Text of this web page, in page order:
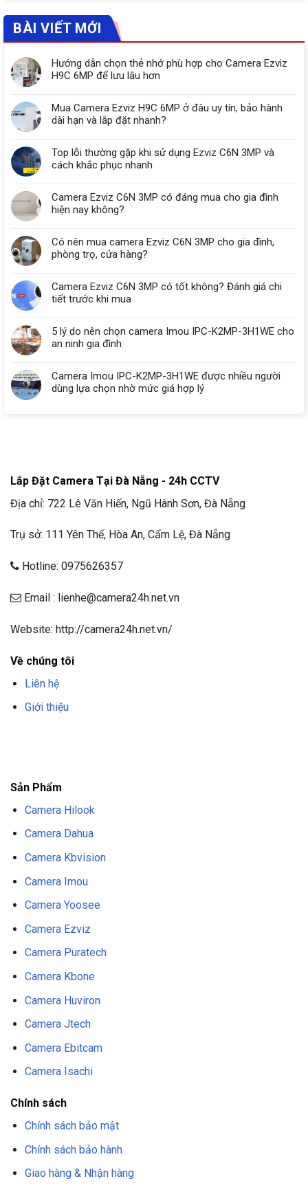
BÀI VIẾT MỚI
Hướng dẫn chọn thẻ nhớ phù hợp cho Camera Ezviz
H9C 6MP để lưu lâu hơn
Mua Camera Ezviz H9C 6MP ở đâu uy tín, bảo hành
dài hạn và lắp đặt nhanh?
Top lỗi thường gặp khi sử dụng Ezviz C6N 3MP và
cách khắc phục nhanh
Camera Ezviz C6N 3MP có đáng mua cho gia đình
hiện nay không?
Có nên mua camera Ezviz C6N 3MP cho gia đình,
phòng trọ, cửa hàng?
Camera Ezviz C6N 3MP có tốt không? Đánh giá chi
tiết trước khi mua
5 lý do nên chọn camera Imou IPC-K2MP-3H1WE cho
an ninh gia đình
Camera Imou IPC-K2MP-3H1WE được nhiều người
dùng lựa chọn nhờ mức giá hợp lý
Lắp Đặt Camera Tại Đà Nẵng - 24h CCTV
Địa chỉ: 722 Lê Văn Hiến, Ngũ Hành Sơn, Đà Nẵng
Trụ sở: 111 Yên Thế, Hòa An, Cẩm Lệ, Đà Nẵng
Hotline: 0975626357
Email : lienhe@camera24h.net.vn
Website: http://camera24h.net.vn/
Về chúng tôi
Liên hệ
Giới thiệu
Sản Phẩm
Camera Hilook
Camera Dahua
Camera Kbvision
Camera Imou
Camera Yoosee
Camera Ezviz
Camera Puratech
Camera Kbone
Camera Huviron
Camera Jtech
Camera Ebitcam
Camera Isachi
Chính sách
Chính sách bảo mật
Chính sách bảo hành
Giao hàng & Nhận hàng